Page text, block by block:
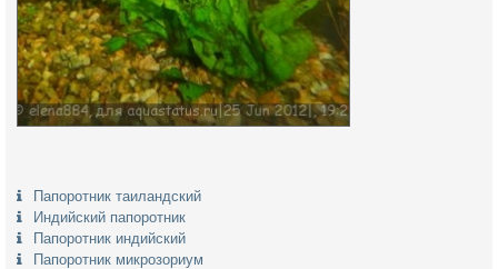
Папоротник таиландский
Индийский папоротник
Папоротник индийский
Папоротник микрозориум